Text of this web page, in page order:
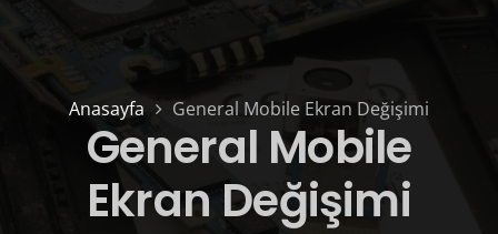
Anasayfa General Mobile Ekran Değişimi
General Mobile
Ekran Değişimi